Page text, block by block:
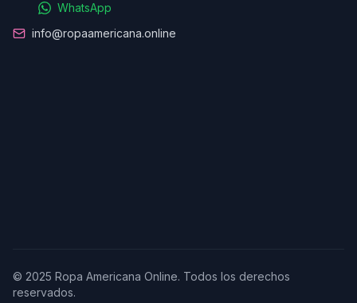
WhatsApp
info@ropaamericana.online
© 2025 Ropa Americana Online. Todos los derechos
reservados.